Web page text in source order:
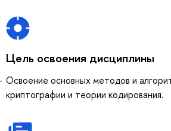
Цель освоения дисциплины
Освоение основных методов и
криптографии и теории кодирования.